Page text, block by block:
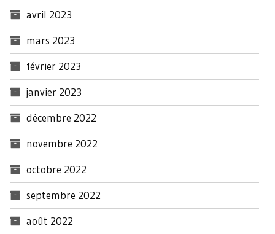
avril 2023
mars 2023
février 2023
janvier 2023
décembre 2022
novembre 2022
octobre 2022
septembre 2022
août 2022